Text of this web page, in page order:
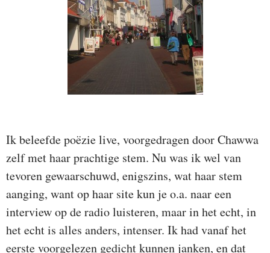
Ik beleefde poëzie live, voorgedragen door Chawwa
zelf met haar prachtige stem. Nu was ik wel van
tevoren gewaarschuwd, enigszins, wat haar stem
aanging, want op haar site kun je o.a. naar een
interview op de radio luisteren, maar in het echt, in
het echt is alles anders, intenser. Ik had vanaf het
eerste voorgelezen gedicht kunnen janken, en dat